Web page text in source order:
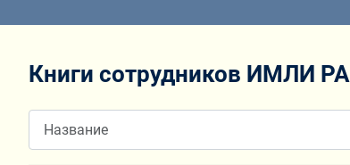
Книги сотрудников ИМЛИ